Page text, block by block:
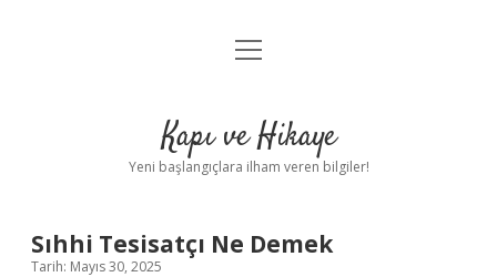
Anasayfa
Yasal Uyarı
menüyü
Kapı ve Hikaye
Yeni başlangıçlara ilham veren bilgiler!
Sıhhi Tesisatçı Ne Demek
Tarih: Mayıs 30, 2025